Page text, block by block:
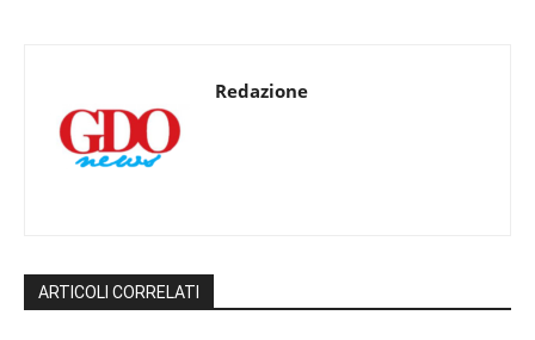
Redazione
ARTICOLI CORRELATI